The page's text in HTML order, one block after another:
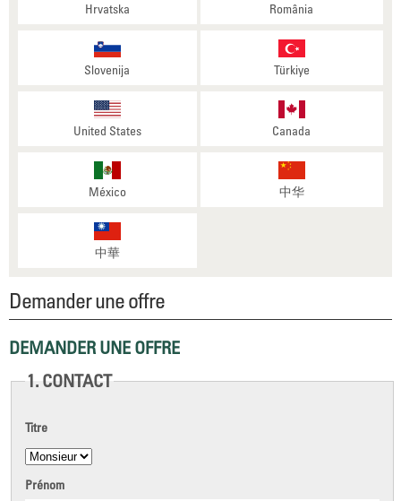
Hrvatska România
Slovenija Türkiye
United States Canada
México 中华
中華
Demander une offre
DEMANDER UNE OFFRE
1. CONTACT
Titre
Prénom